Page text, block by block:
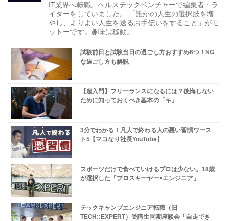
IT業界へ転職。ヘルステックベンチャーで編集者・ラ
イターをしていました。 「誰かの人生の選択肢を増
やし、よりよい人生を送るお手伝いをすること」がモ
ットーです。趣味は移動。
試験前日と試験当日の過ごし方おすすめ6つ！NG
な過ごし方も解説
【超入門】フリーランスになるには？後悔しない
ために知っておくべき基本の「キ」
3分でわかる！凡人で終わる人の悪い習慣ワース
ト5【マコなり社長YouTube】
スポーツだけで食べていけるプロは少ない。18歳
が選択した「プロスキーヤー×エンジニア」
テックキャンプエンジニア転職（旧
TECH::EXPERT）受講生同期座談会「自走でき